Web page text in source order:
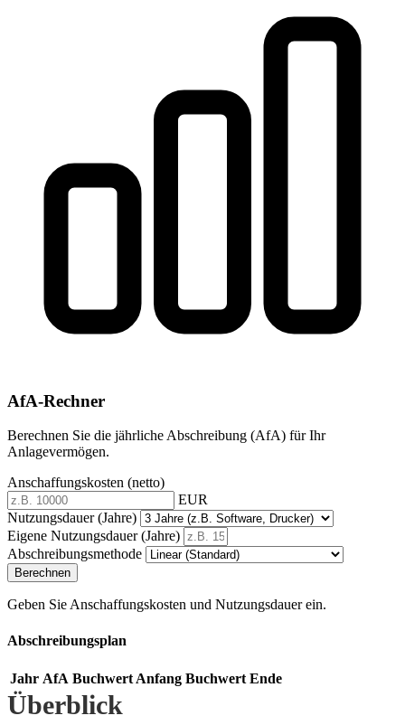
AfA-Rechner
Berechnen Sie die jährliche Abschreibung (AfA) für Ihr
Anlagevermögen.
Anschaffungskosten (netto)
EUR
Nutzungsdauer (Jahre)
Eigene Nutzungsdauer (Jahre)
Abschreibungsmethode
Berechnen
Geben Sie Anschaffungskosten und Nutzungsdauer ein.
Abschreibungsplan
Jahr AfA Buchwert Anfang Buchwert Ende
Überblick